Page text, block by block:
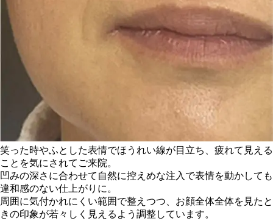
笑った時やふとした表情でほうれい線が目立ち、疲れて見える
ことを気にされてご来院。
凹みの深さに合わせて自然に控えめな注入で表情を動かしても
違和感のない仕上がりに。
周囲に気付かれにくい範囲で整えつつ、お顔全体全体を見たと
きの印象が若々しく見えるよう調整しています。